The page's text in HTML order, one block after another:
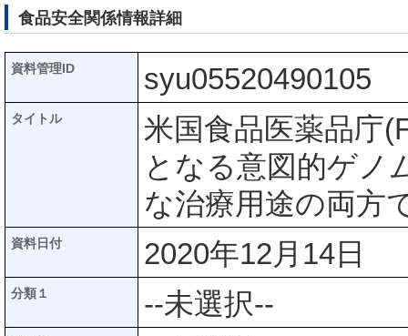
食品安全関係情報詳細
資料管理ID syu05520490105
タイトル
米国食品医薬品庁
となる意図的ゲノ
な治療用途の両方
資料日付 2020年12月14日
分類１ --未選択--